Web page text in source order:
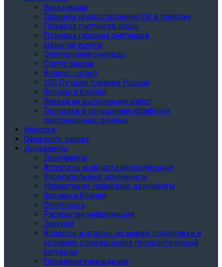
Заказчикам
Правила предоставления СИ в поверку
Поверка счетчиков воды
Поверка газовых счетчиков
Цены на услуги
Электронная очередь
Статус заказа
Вопрос - ответ
100 Лучших товаров России
Формы и бланки
Заявка на выполнение работ
Политика в отношении обработки
персональных данных
Новости
Оформить заявку
Документы
Документы
Аттестаты и области аккредитации
Учредительные документы
Нормативно-правовые документы
Формы и бланки
Отчетность
Раскрытие информации
Закупки
Вопросы и ответы по мерам поддержки в
условиях сложившейся геополитической
ситуации
Проверки учреждения